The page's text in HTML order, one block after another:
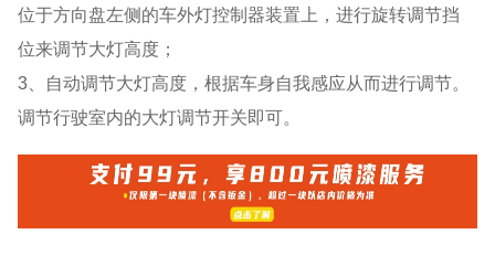
位于方向盘左侧的车外灯控制器装置上，进行旋转调节挡
位来调节大灯高度；
3、自动调节大灯高度，根据车身自我感应从而进行调节。
调节行驶室内的大灯调节开关即可。